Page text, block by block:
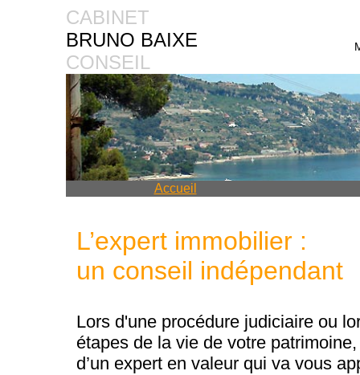
CABINET
BRUNO BAIXE
CONSEIL
Accueil
L’expert immobilier :
un conseil indépendant
Lors d'une procédure judiciaire ou
étapes de la vie de votre
d’un expert en valeur qui va vous